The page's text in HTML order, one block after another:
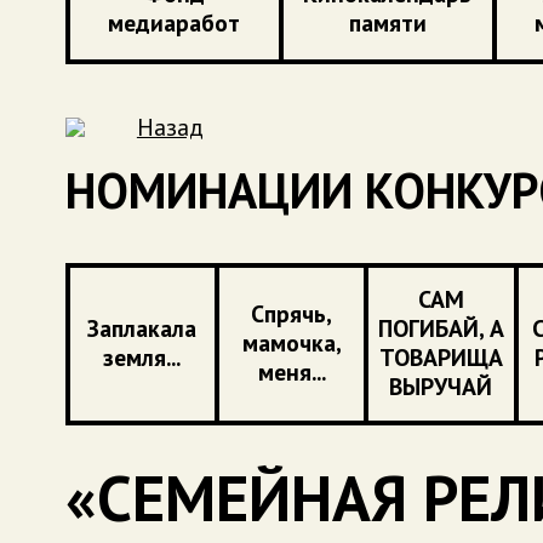
медиаработ
памяти
Назад
НОМИНАЦИИ
Заплакала
земля...
Спрячь,
мамочка,
меня...
САМ
ПОГИБАЙ, А
ТОВАРИЩА
ВЫРУЧАЙ
«СЕМЕЙНАЯ